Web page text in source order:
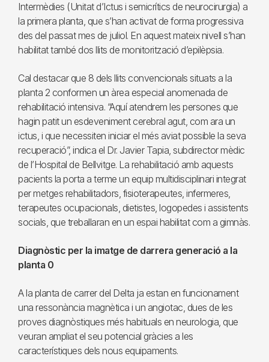
Intermèdies (Unitat d’Ictus i semicrítics de neurocirurgia) a
la primera planta, que s’han activat de forma progressiva
des del passat mes de juliol. En aquest mateix nivell s’han
habilitat també dos llits de monitorització d’epilèpsia.
Cal destacar que 8 dels llits convencionals situats a la
planta 2 conformen un àrea especial anomenada de
rehabilitació intensiva. “Aquí atendrem les persones que
hagin patit un esdeveniment cerebral agut, com ara un
ictus, i que necessiten iniciar el més aviat possible la seva
recuperació”, indica el Dr. Javier Tapia, subdirector mèdic
de l’Hospital de Bellvitge. La rehabilitació amb aquests
pacients la porta a terme un equip multidisciplinari integrat
per metges rehabilitadors, fisioterapeutes, infermeres,
terapeutes ocupacionals, dietistes, logopedes i assistents
socials, que treballaran en un espai habilitat com a gimnàs.
Diagnòstic per la imatge de darrera generació a la
planta 0
A la planta de carrer del Delta ja estan en funcionament
una ressonància magnètica i un angiotac, dues de les
proves diagnòstiques més habituals en neurologia, que
veuran ampliat el seu potencial gràcies a les
característiques dels nous equipaments.